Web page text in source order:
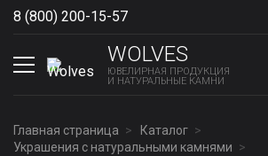
8 (800) 200-15-57
WOLVES
ЮВЕЛИРНАЯ ПРОДУКЦИЯ
И НАТУРАЛЬНЫЕ КАМНИ
Главная страница
Каталог
Украшения с натуральными камнями